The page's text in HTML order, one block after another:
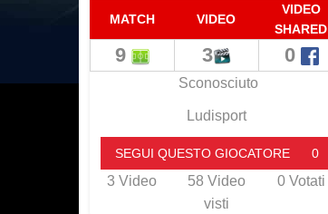
MATCH VIDEO
VIDEO
SHARED
9 3 0
Sconosciuto
Ludisport
SEGUI QUESTO GIOCATORE 0
3 Video 58 Video
visti
0 Votati